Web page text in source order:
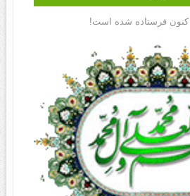
کنون فرستاده شده است!